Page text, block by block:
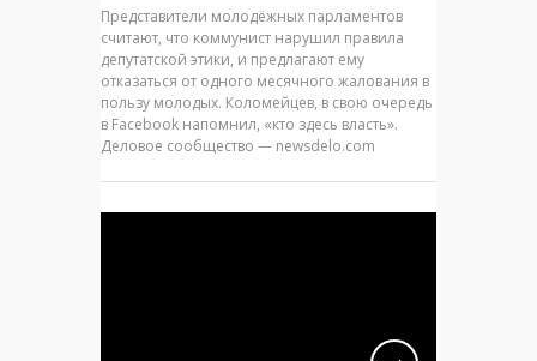
Представители молодёжных парламентов
считают, что коммунист нарушил правила
депутатской этики, и предлагают ему
отказаться от одного месячного жалования в
пользу молодых. Коломейцев, в свою очередь
в Facebook напомнил, «кто здесь власть».
Деловое сообщество — newsdelo.com